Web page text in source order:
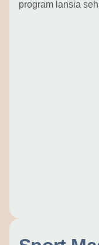
program lansia